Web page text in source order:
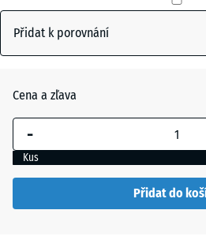
x
Vybraný
rozměr s
modrým
pro výpočet
Přidat k porovnání
Cena a zľava
-
Kus
Přidat do